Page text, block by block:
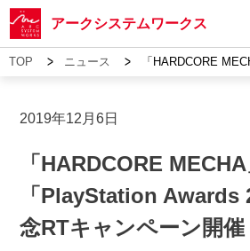
アークシステムワークス
TOP > ニュース > 「HARDCORE
2019年12月6日
「HARDCORE MECHA
「PlayStation Awards
念RTキャンペーン開催